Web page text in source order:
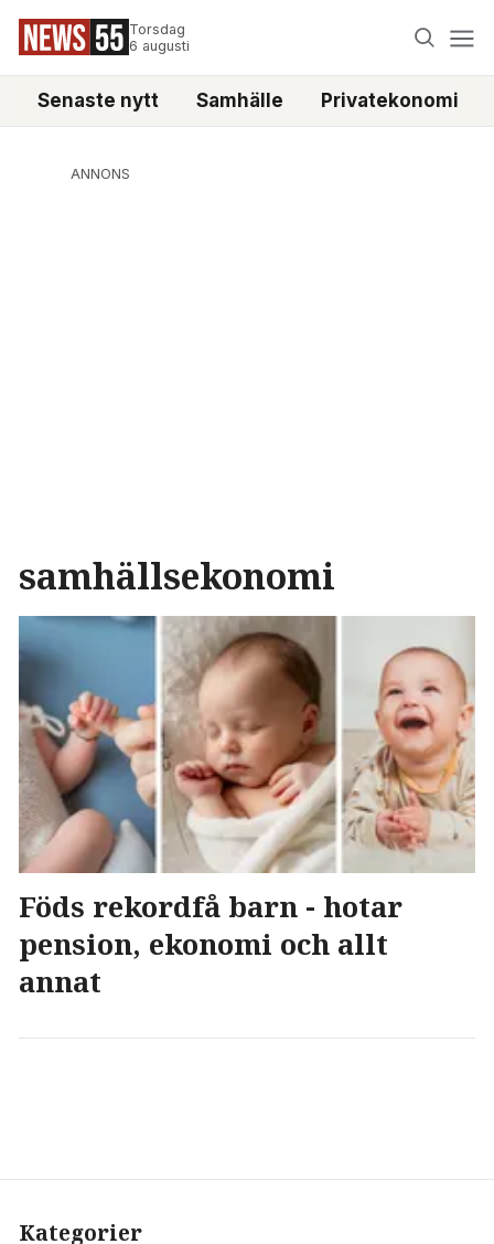
Torsdag
6 augusti
Senaste nytt Samhälle Privatekonomi
ANNONS
samhällsekonomi
Föds rekordfå barn - hotar
pension, ekonomi och allt
annat
Kategorier